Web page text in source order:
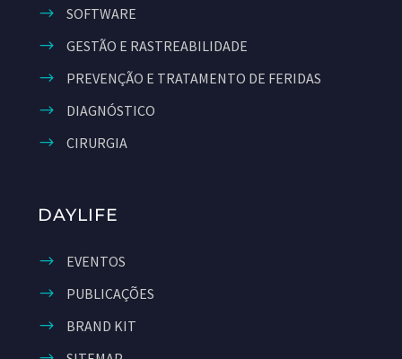
SOFTWARE
GESTÃO E RASTREABILIDADE
PREVENÇÃO E TRATAMENTO DE FERIDAS
DIAGNÓSTICO
CIRURGIA
DAYLIFE
EVENTOS
PUBLICAÇÕES
BRAND KIT